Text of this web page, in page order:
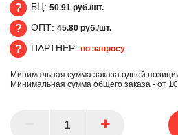
БЦ
БЦ: 50.91 руб./шт.
ОПТ
ОПТ: 45.80 руб./шт.
ПАРТНЕР
ПАРТНЕР: по запросу
Минимальная сумма заказа одной
Минимальная сумма общего заказа - от 10